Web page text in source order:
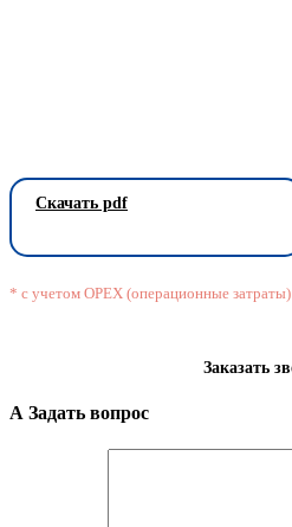
Скачать pdf
* с учетом OPEX (операционные
Заказать
А Задать вопрос